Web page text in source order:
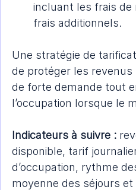
incluant les frais de
frais additionnels.
Une stratégie de
de protéger les
de forte demande tout
l’occupation lorsque le
Indicateurs à suivre :
disponible, tarif
d’occupation, rythme
moyenne des séjours